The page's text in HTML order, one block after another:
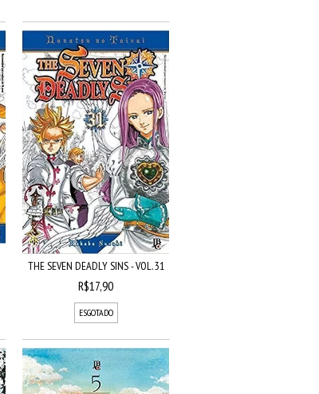
THE SEVEN DEADLY SINS - VOL. 31
R$17,90
ESGOTADO